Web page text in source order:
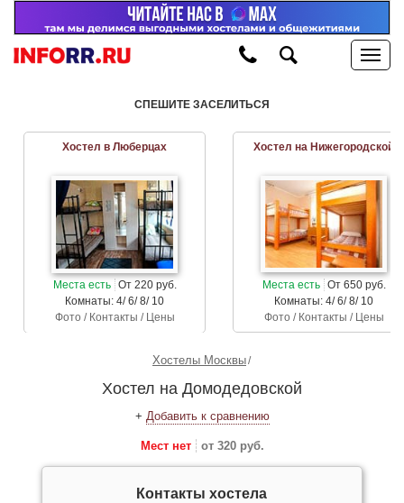
СПЕШИТЕ ЗАСЕЛИТЬСЯ
Хостел в Люберцах
Места есть От 220 руб.
Комнаты: 4/ 6/ 8/ 10
Фото / Контакты / Цены
Хостел на Нижегородской
Места есть От 650 руб.
Комнаты: 4/ 6/ 8/ 10
Фото / Контакты / Цены
Хостелы Москвы
Хостел на Домодедовской
+ Добавить к сравнению
Мест нет от 320 руб.
Контакты хостела